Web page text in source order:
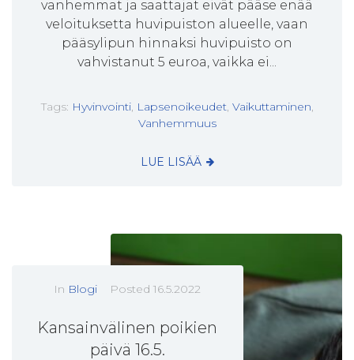
vanhemmat ja saattajat eivät pääse enää
veloituksetta huvipuiston alueelle, vaan
pääsylipun hinnaksi huvipuisto on
vahvistanut 5 euroa, vaikka ei...
Tags: Hyvinvointi, Lapsenoikeudet, Vaikuttaminen,
Vanhemmuus
LUE LISÄÄ
In Blogi Posted16.5.2022
Kansainvälinen poikien
päivä 16.5.